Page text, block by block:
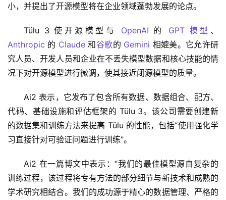
小，并提出了开源模型将在企业领域蓬勃发展的论点。
Tülu 3 使开源模型与 OpenAI 的 GPT 模型 、
Anthropic 的 Claude 和谷歌的 Gemini 相媲美。它允许研
究人员、开发人员和企业在不丢失模型数据和核心技能的情
况下对开源模型进行微调，使其接近闭源模型的质量。
Ai2 表示，它发布了包含所有数据、数据组合、配方、
代码、基础设施和评估框架的 Tülu 3。该公司需要创建新
的数据集和训练方法来提高 Tülu 的性能，包括“使用强化学
习直接针对可验证问题进行训练”。
Ai2 在一篇博文中表示：“我们的最佳模型源自复杂的
训练过程，该过程将专有方法的部分细节与新技术和成熟的
学术研究相结合。我们的成功源于精心的数据管理、严格的